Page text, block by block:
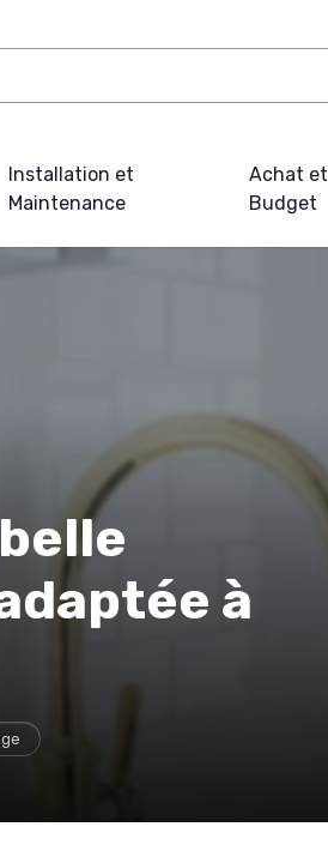
Installation et
Maintenance
Achat et
Budget
à